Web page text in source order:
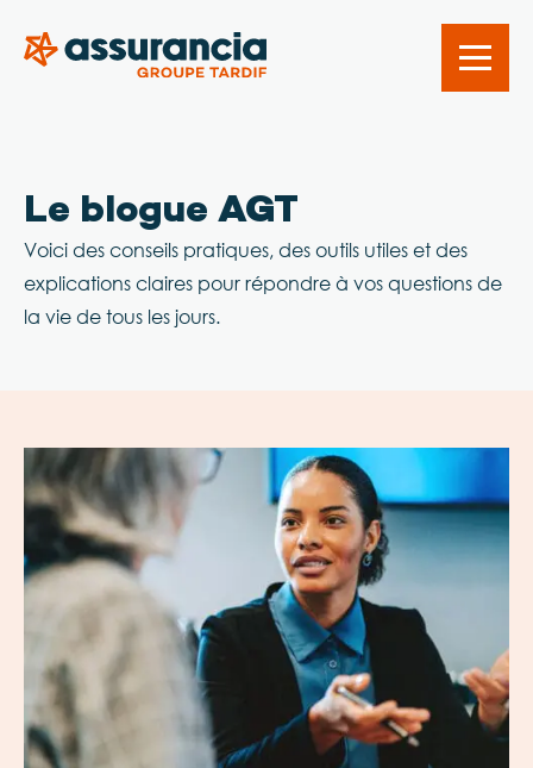
Le blogue AGT
Voici des conseils pratiques, des outils utiles et des
explications claires pour répondre à vos questions de
la vie de tous les jours.